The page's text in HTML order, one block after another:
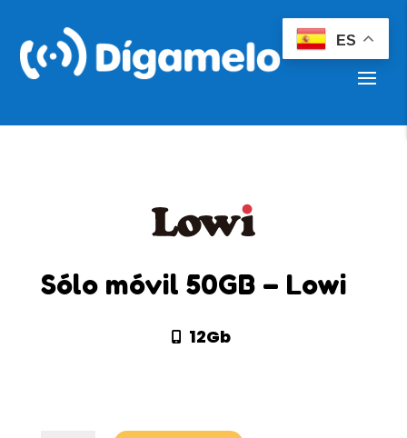
Sólo móvil 50GB – Lowi
12Gb
ES